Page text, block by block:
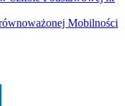
Mobilności